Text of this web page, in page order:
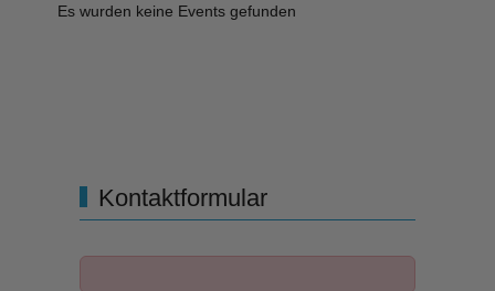
Es wurden keine Events gefunden
Kontaktformular